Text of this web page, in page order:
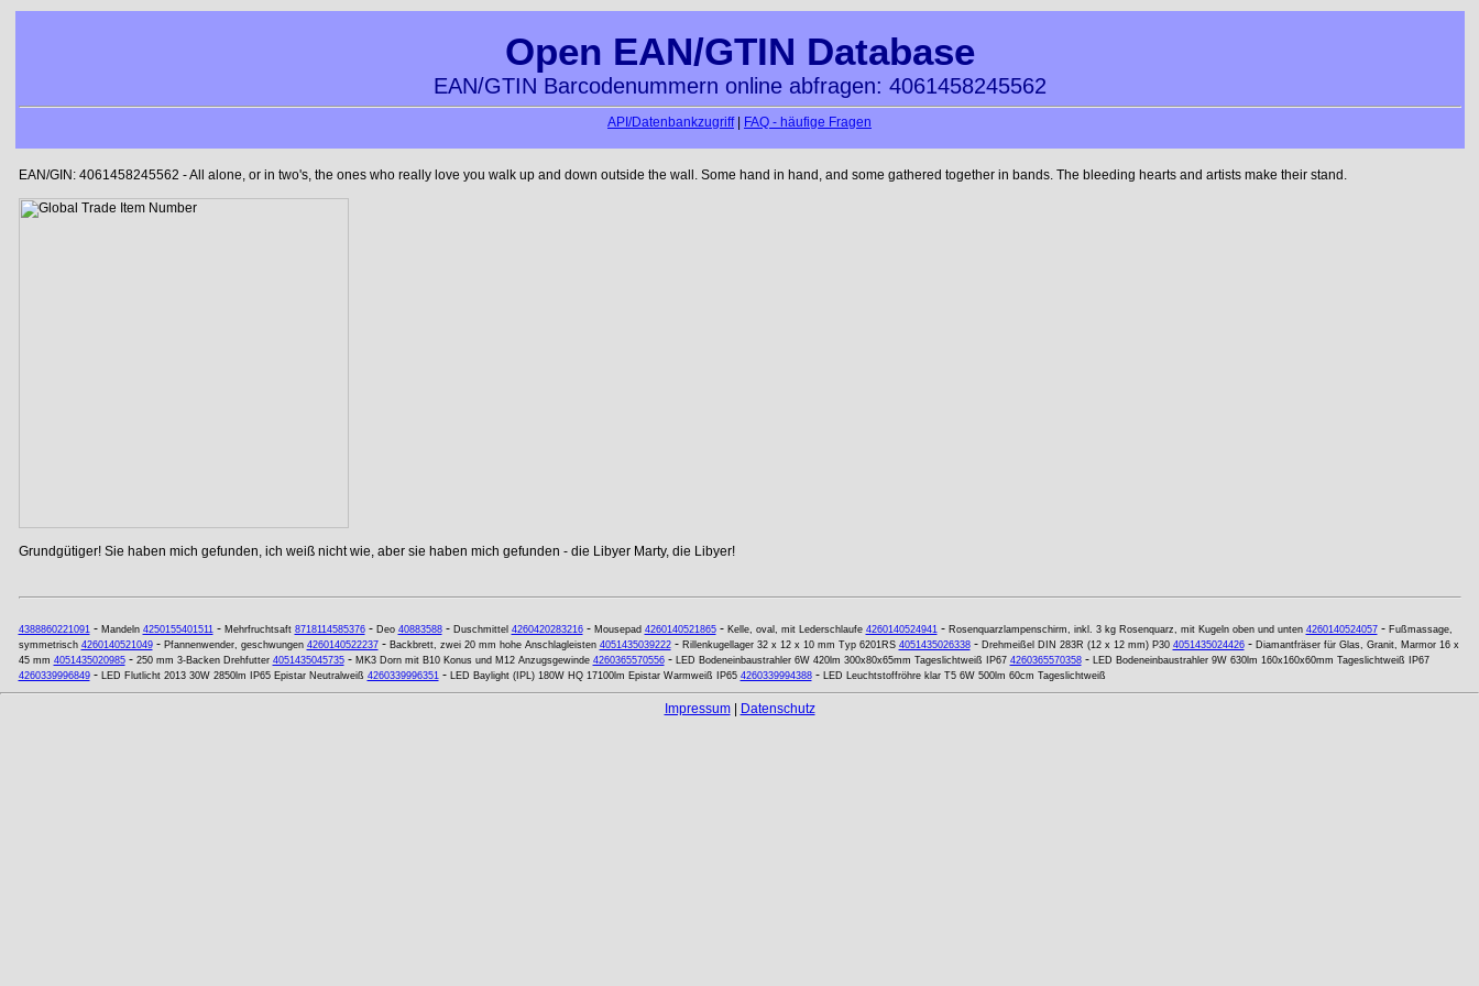
Open EAN/GTIN Database
EAN/GTIN Barcodenummern online abfragen: 4061458245562
API/Datenbankzugriff| FAQ - häufige Fragen
EAN/GIN: 4061458245562 - All alone, or in two's, the ones who really love you walk up and down outside the wall. Some hand in hand, and some gathered together in bands. The bleeding hearts and artists make their stand.
Grundgütiger! Sie haben mich gefunden, ich weiß nicht wie, aber sie haben mich gefunden - die Libyer Marty, die Libyer!
4388860221091- Mandeln 4250155401511- Mehrfruchtsaft 8718114585376- Deo 40883588- Duschmittel 4260420283216- Mousepad 4260140521865- Kelle, oval, mit Lederschlaufe 4260140524941- Rosenquarzlampenschirm, inkl. 3 kg Rosenquarz, mit Kugeln oben und unten 4260140524057- Fußmassage,
symmetrisch 4260140521049- Pfannenwender, geschwungen 4260140522237- Backbrett, zwei 20 mm hohe Anschlagleisten 4051435039222- Rillenkugellager 32 x 12 x 10 mm Typ 6201RS 4051435026338- Drehmeißel DIN 283R (12 x 12 mm) P30 4051435024426- Diamantfräser für Glas, Granit, Marmor 16 x
45 mm 4051435020985- 250 mm 3-Backen Drehfutter 4051435045735- MK3 Dorn mit B10 Konus und M12 Anzugsgewinde 4260365570556- LED Bodeneinbaustrahler 6W 420lm 300x80x65mm Tageslichtweiß IP67 4260365570358- LED Bodeneinbaustrahler 9W 630lm 160x160x60mm Tageslichtweiß IP67
4260339996849- LED Flutlicht 2013 30W 2850lm IP65 Epistar Neutralweiß 4260339996351- LED Baylight (IPL) 180W HQ 17100lm Epistar Warmweiß IP65 4260339994388- LED Leuchtstoffröhre klar T5 6W 500lm 60cm Tageslichtweiß
Impressum| Datenschutz